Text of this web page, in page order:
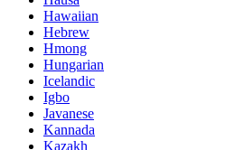
Hawaiian
Hebrew
Hmong
Hungarian
Icelandic
Igbo
Javanese
Kannada
Kazakh